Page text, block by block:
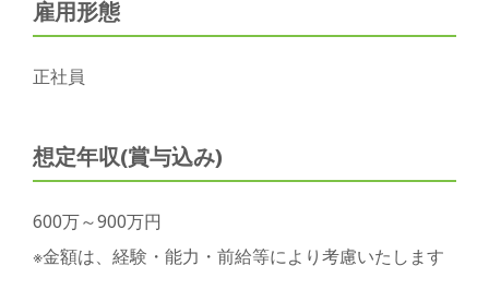
雇用形態
正社員
想定年収(賞与込み)
600万～900万円
※金額は、経験・能力・前給等により考慮いたします